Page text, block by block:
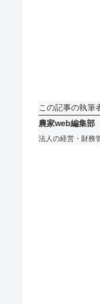
この記事の執筆
農家web編集部
法人の経営・財務